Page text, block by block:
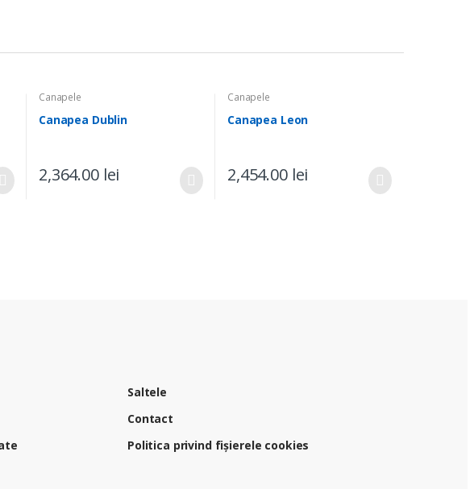
Canapele
Canapea Dublin
2,364.00 lei
Canapele
Canapea Leon
2,454.00 lei
Saltele
Contact
Politica privind fișierele cookies